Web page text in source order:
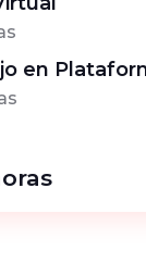
en